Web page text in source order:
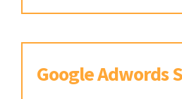
Google Adwords